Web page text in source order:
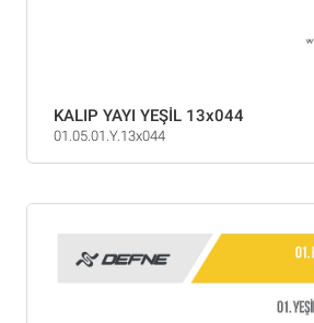
KALIP YAYI YEŞİL 13x044
01.05.01.Y.13x044